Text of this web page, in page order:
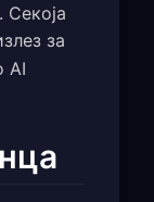
Секоја
за
AI